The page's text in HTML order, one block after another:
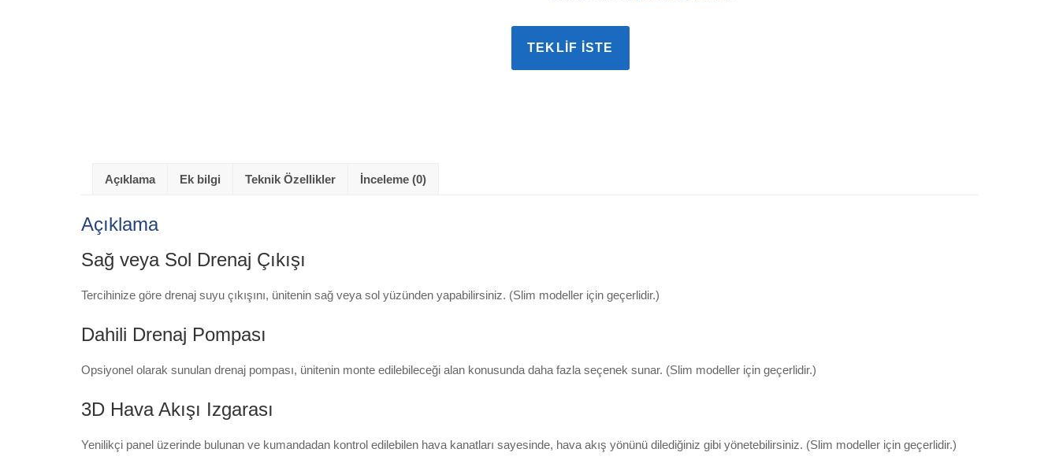
TEKLIF İSTE
Açıklama Ek bilgi Teknik Özellikler İnceleme (0)
Açıklama
Sağ veya Sol Drenaj Çıkışı
Tercihinize göre drenaj suyu çıkışını, ünitenin sağ veya sol yüzünden yapabilirsiniz. (Slim modeller için geçerlidir.)
Dahili Drenaj Pompası
Opsiyonel olarak sunulan drenaj pompası, ünitenin monte edilebileceği alan konusunda daha fazla seçenek sunar. (Slim modeller için geçerlidir.)
3D Hava Akışı Izgarası
Yenilikçi panel üzerinde bulunan ve kumandadan kontrol edilebilen hava kanatları sayesinde, hava akış yönünü dilediğiniz gibi yönetebilirsiniz. (Slim modeller için geçerlidir.)